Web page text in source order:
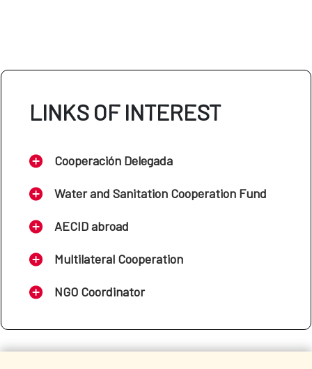
LINKS OF INTEREST
Cooperación Delegada
Water and Sanitation Cooperation Fund
AECID abroad
Multilateral Cooperation
NGO Coordinator